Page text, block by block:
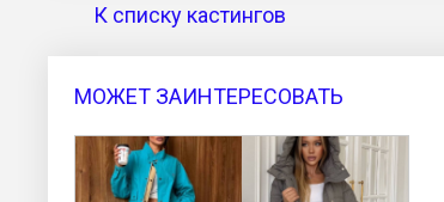
К списку кастингов
МОЖЕТ ЗАИНТЕРЕСОВАТЬ